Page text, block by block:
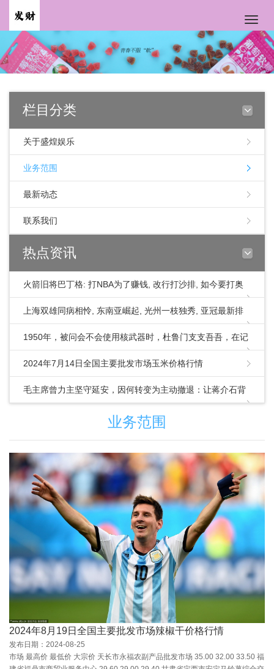
Toggle
栏目分类
关于盛煌娱乐
业务范围
最新动态
联系我们
热点资讯
火箭旧将巴丁格: 打NBA为了赚钱, 改行打沙排, 如今要打奥
运会
上海双雄同病相怜, 东南亚崛起, 光州一枝独秀, 亚冠最新排
名
1950年，被问会不会使用核武器时，杜鲁门支支吾吾，在记
者的一再逼问
2024年7月14日全国主要批发市场玉米价格行情
​毛主席曾力主坚守延安，因何转变为主动撤退：让蒋介石背
业务范围
2024年8月19日全国主要批发市场辣椒干价格行情
发布日期：2024-08-25
市场 最高价 最低价 大宗价 天长市永福农副产品批发市场 35.00 32.00 33.50 福